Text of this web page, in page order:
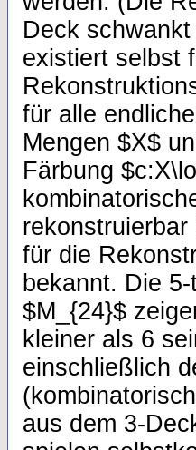
Deck
existiert selbst
für alle
Mengen $X$
Färbung
für die
bekannt. Die
$M_{24}$
kleiner als 6
einschließlich
aus dem 3-